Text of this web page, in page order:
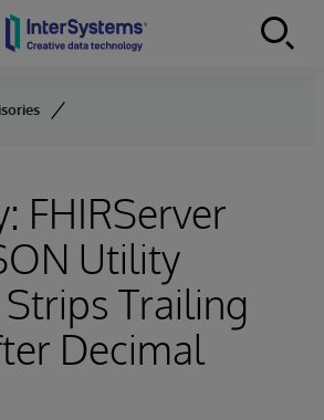
FHIRServer
Utility
Trailing
Decimal